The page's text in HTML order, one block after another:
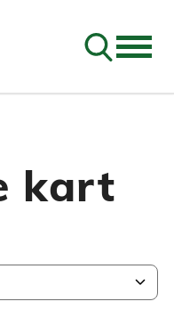
Søk
kart
chevron_right